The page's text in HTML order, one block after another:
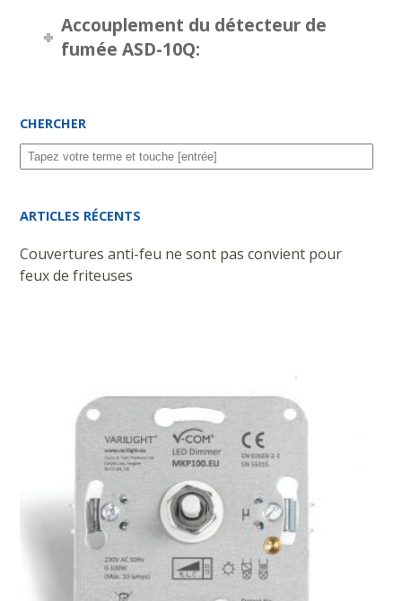
Accouplement du détecteur de
fumée ASD-10Q:
CHERCHER
ARTICLES RÉCENTS
Couvertures anti-feu ne sont pas convient pour
feux de friteuses